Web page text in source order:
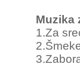
Muzika
1.Za